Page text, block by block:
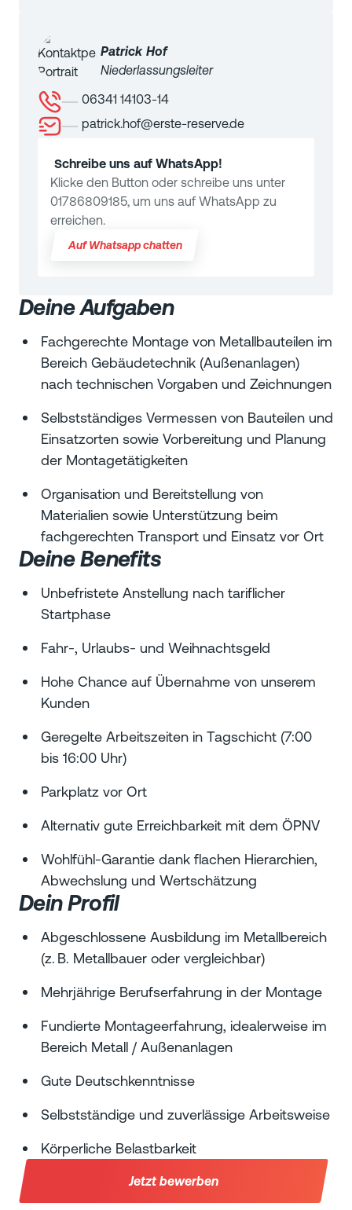
Patrick Hof
Niederlassungsleiter
06341 14103-14
patrick.hof@erste-reserve.de
Schreibe uns auf WhatsApp!
Klicke den Button oder schreibe uns unter
01786809185, um uns auf WhatsApp zu
erreichen.
Auf Whatsapp chatten
Deine Aufgaben
Fachgerechte Montage von Metallbauteilen im
Bereich Gebäudetechnik (Außenanlagen)
nach technischen Vorgaben und Zeichnungen
Selbstständiges Vermessen von Bauteilen und
Einsatzorten sowie Vorbereitung und Planung
der Montagetätigkeiten
Organisation und Bereitstellung von
Materialien sowie Unterstützung beim
fachgerechten Transport und Einsatz vor Ort
Deine Benefits
Unbefristete Anstellung nach tariflicher
Startphase
Fahr-, Urlaubs- und Weihnachtsgeld
Hohe Chance auf Übernahme von unserem
Kunden
Geregelte Arbeitszeiten in Tagschicht (7:00
bis 16:00 Uhr)
Parkplatz vor Ort
Alternativ gute Erreichbarkeit mit dem ÖPNV
Wohlfühl-Garantie dank flachen Hierarchien,
Abwechslung und Wertschätzung
Dein Profil
Abgeschlossene Ausbildung im Metallbereich
(z. B. Metallbauer oder vergleichbar)
Mehrjährige Berufserfahrung in der Montage
Fundierte Montageerfahrung, idealerweise im
Bereich Metall / Außenanlagen
Gute Deutschkenntnisse
Selbstständige und zuverlässige Arbeitsweise
Körperliche Belastbarkeit
Jetzt bewerben